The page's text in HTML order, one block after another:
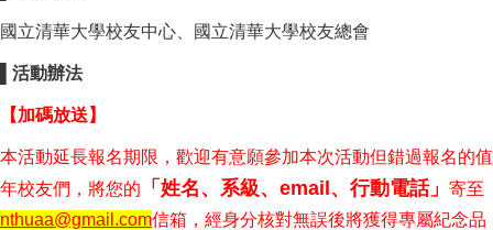
國立清華大學校友中心、國立清華大學校友總會
▌活動辦法
【加碼放送】
本活動延長報名期限，歡迎有意願參加本次活動但錯過報名的值
年校友們，將您的
「姓名、系級、email、行動電話」 寄至
nthuaa@gmail.com信箱，經身分核對無誤後將獲得專屬紀念品